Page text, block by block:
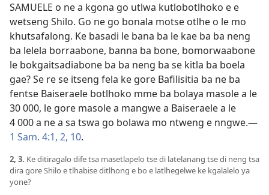
SAMUELE o ne a kgona go utlwa kutlobotlhoko e e
wetseng Shilo. Go ne go bonala motse otlhe o le mo
khutsafalong. Ke basadi le bana ba le kae ba ba neng
ba lelela borraabone, banna ba bone, bomorwaabone
le bokgaitsadiabone ba ba neng ba se kitla ba boela
gae? Se re se itseng fela ke gore Bafilisitia ba ne ba
fentse Baiseraele botlhoko mme ba bolaya masole a le
30 000, le gore masole a mangwe a Baiseraele a le
4 000 a ne a sa tswa go bolawa mo ntweng e nngwe.—
1 Sam. 4:1, 2, 10.
2, 3. Ke ditiragalo dife tsa masetlapelo tse di latelanang tse di neng tsa
dira gore Shilo e tlhabise ditlhong e bo e latlhegelwe ke kgalalelo ya
yone?